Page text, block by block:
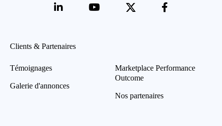
Clients & Partenaires
Témoignages
Galerie d'annonces
Marketplace Performance
Outcome
Nos partenaires